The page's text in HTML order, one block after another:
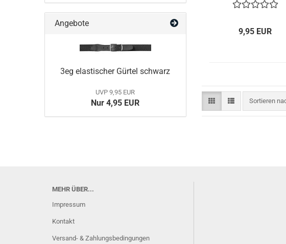
9,95 EUR
Sortieren
Sortieren
Angebote
3eg elastischer Gürtel schwarz
UVP 9,95 EUR
Nur 4,95 EUR
MEHR ÜBER...
Impressum
Kontakt
Versand- & Zahlungsbedingungen